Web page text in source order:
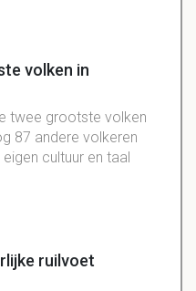
volken in
twee grootste volken
87 andere volkeren
cultuur en taal
ruilvoet